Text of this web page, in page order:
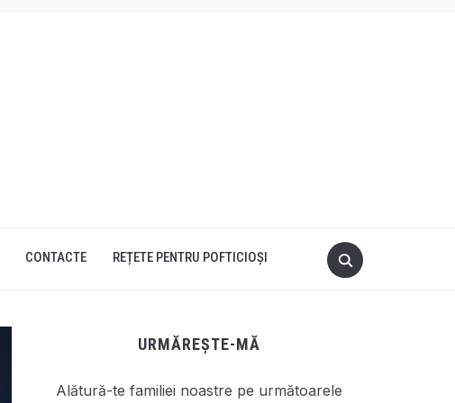
CONTACTE REȚETE PENTRU POFTICIOȘI
URMĂREȘTE-MĂ
Alătură-te familiei noastre pe următoarele